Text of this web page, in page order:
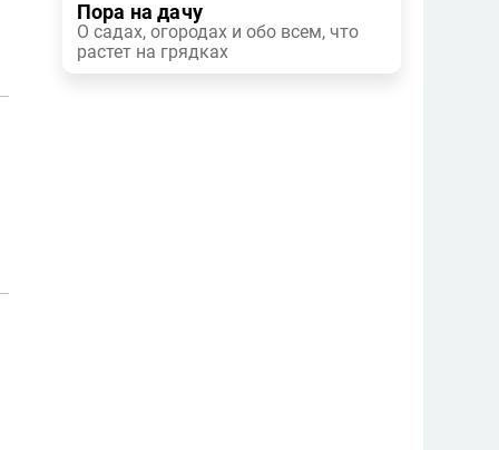
Пора на дачу
О садах, огородах и обо всем, что
растет на грядках